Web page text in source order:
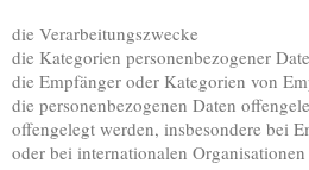
die Verarbeitungszwecke
die Kategorien personenbezogener
die Empfänger oder Kategorien von
die personenbezogenen Daten
offengelegt werden, insbesondere bei
oder bei internationalen Organisationen